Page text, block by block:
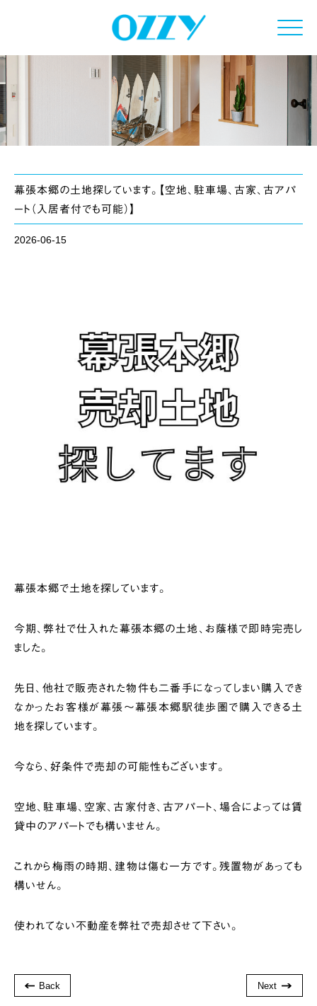
Click
幕張本郷の土地探しています。【空地、駐車場、古家、古アパ
ート（入居者付でも可能）】
2026-06-15
幕張本郷で土地を探しています。
今期、弊社で仕入れた幕張本郷の土地、お蔭様で即時完売し
ました。
先日、他社で販売された物件も二番手になってしまい購入でき
なかったお客様が幕張～幕張本郷駅徒歩圏で購入できる土
地を探しています。
今なら、好条件で売却の可能性もございます。
空地、駐車場、空家、古家付き、古アパート、場合によっては賃
貸中のアパートでも構いません。
これから梅雨の時期、建物は傷む一方です。残置物があっても
構いせん。
使われてない不動産を弊社で売却させて下さい。
Back Next